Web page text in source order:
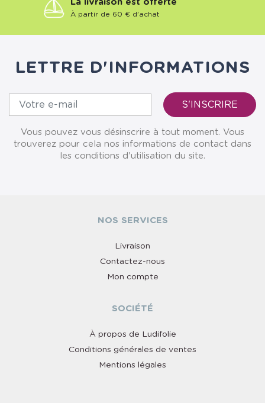
La livraison est offerte
À partir de 60 € d'achat
LETTRE D'INFORMATIONS
Vous pouvez vous désinscrire à tout moment. Vous
trouverez pour cela nos informations de contact dans
les conditions d'utilisation du site.
NOS SERVICES
Livraison
Contactez-nous
Mon compte
SOCIÉTÉ
À propos de Ludifolie
Conditions générales de ventes
Mentions légales